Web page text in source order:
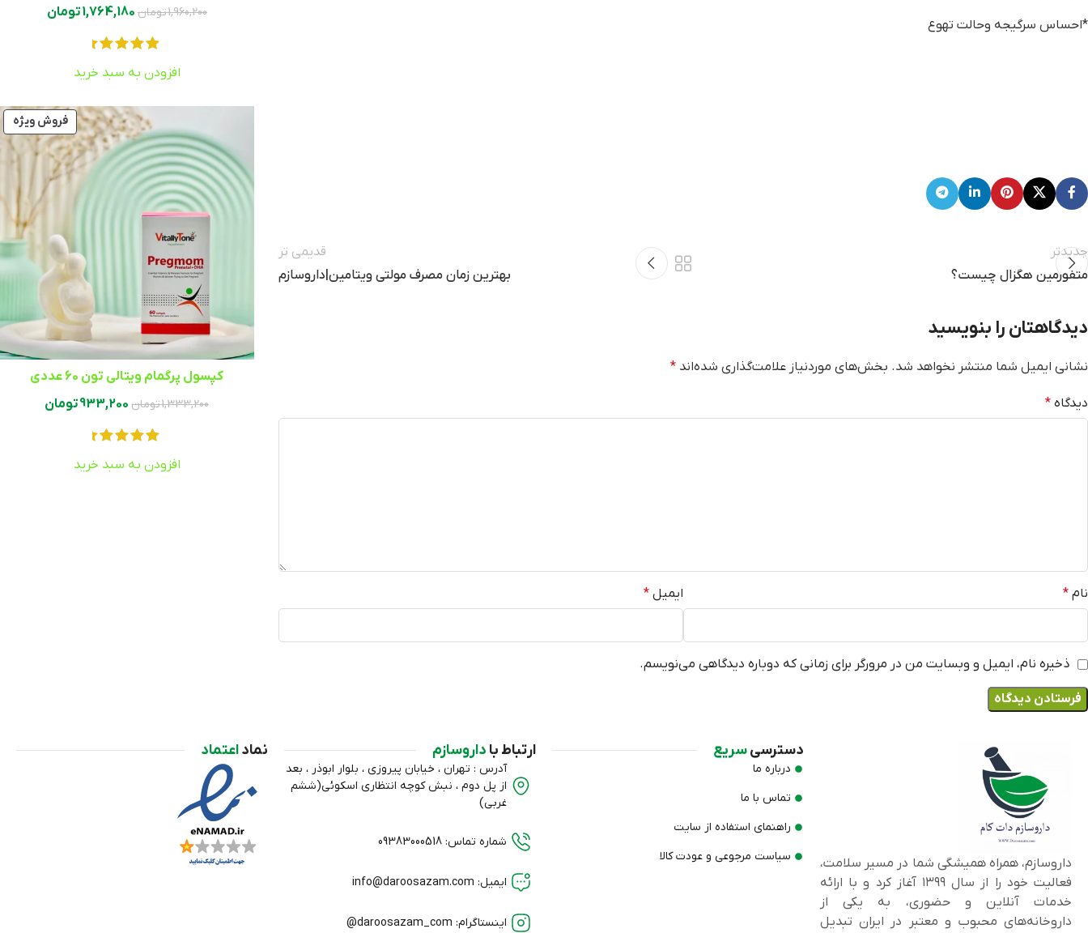
*احساس سرگیجه وحالت تهوع
جدیدتر
متفورمین هگزال چیست؟
قدیمی تر
بهترین زمان مصرف مولتی ویتامین|داروسازم
دیدگاهتان را بنویسید
نشانی ایمیل شما منتشر نخواهد شد. بخش‌های موردنیاز علامت‌گذاری شده‌اند *
دیدگاه *
نام * ایمیل*
ذخیره نام، ایمیل و وبسایت من در مرورگر برای زمانی که دوباره دیدگاهی می‌نویسم.
1,960,200تومان 1,764,180تومان
افزودن به سبد خرید
فروش ویژه
کپسول پرگمام ویتالی تون 60 عددی
1,333,200تومان 933,200تومان
افزودن به سبد خرید
داروسازم، همراه همیشگی شما در مسیر سلامت،
فعالیت خود را از سال ۱۳۹۹ آغاز کرد و با ارائه
خدمات آنلاین و حضوری، به یکی از
داروخانه‌های محبوب و معتبر در ایران تبدیل
دسترسیسریع
درباره ما
تماس با ما
راهنمای استفاده از سایت
سیاست مرجوعی و عودت کالا
ارتباط با داروسازم
آدرس : تهران ، خیابان پیروزی ، بلوار ابوذر ، بعد
از پل دوم ، نبش کوچه انتظاري اسکوئی(ششم
غربی)
شماره تماس: 09383000518
ایمیل: info@daroosazam.com
اینستاگرام: daroosazam_com@
نماداعتماد